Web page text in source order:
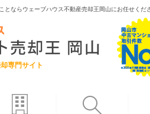
ならウェーブハウス不動産売却王岡山にお任せくださ
専門サイト